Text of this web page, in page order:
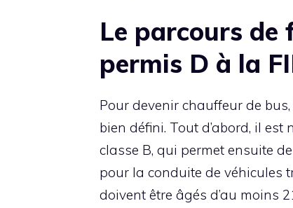
Le parcours de
permis D à la
Pour devenir chauffeur de
bien défini. Tout d’abord, il est
classe B, qui permet ensuite
pour la conduite de véhicules
doivent être âgés d’au moins